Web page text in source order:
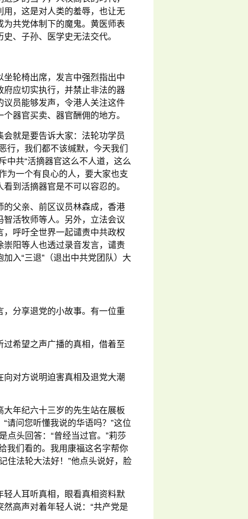
，这是对人类的羞辱，也让无
共党体制下的魔鬼。黄医师表
、子孙、医学史无法交代。
轮椅出席，发言中强烈指出中
应切实执行，并禁止非法的器
员能够发声，令港人关注这件
器官买卖、器官酬佣的地方。
就是要告诉大家：法轮功学员
行，我们都不该缄默，今天我们
中共“活摘器官这么不人道，这么
为一个有良心的人，要大家也支
到活摘器官是不可以容忍的。
父亲、前区议员林森成，香港
活牧师等人。另外，立法会议
呼吁全世界一起谴责中共政权
阳等人也透过录音发言，谴责
入“三退”（退出中共党团队）大
分享退党的小故事。有一位重
希望之声广播的真相，借着至
对方说明迫害真相及退党大潮
年纪六十三岁的先生站在展板
请问您听懂我说的华语吗？”这位
点头回答：“曾经当过官。”莉莎
我们看的。我用康福这名字帮你
住法轮大法好！”他点头说好，脸
人耳听真相，眼看真相资料默
高声对着年轻人说：“共产党是